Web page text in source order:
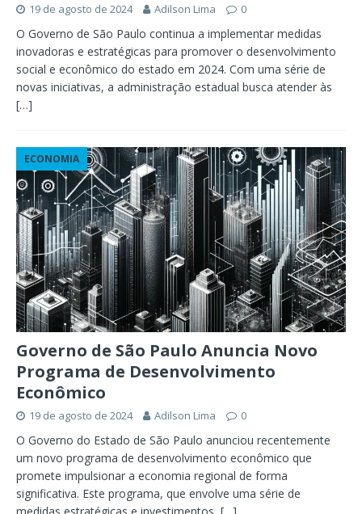
19 de agosto de 2024 Adilson Lima 0
O Governo de São Paulo continua a implementar medidas
inovadoras e estratégicas para promover o desenvolvimento
social e econômico do estado em 2024. Com uma série de
novas iniciativas, a administração estadual busca atender às
[…]
ECONOMIA
Governo de São Paulo Anuncia Novo
Programa de Desenvolvimento
Econômico
19 de agosto de 2024 Adilson Lima 0
O Governo do Estado de São Paulo anunciou recentemente
um novo programa de desenvolvimento econômico que
promete impulsionar a economia regional de forma
significativa. Este programa, que envolve uma série de